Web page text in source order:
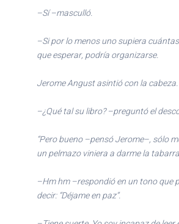
–Sí –masculló.
–Si por lo menos uno supiera
que esperar, podría organizarse.
Jerome Angust asintió con la cabeza.
–¿Qué tal su libro? –preguntó el
“Pero bueno –pensó Jerome–, sólo
un pelmazo viniera a darme la
–Hm hm –respondió en un tono que
decir: “Déjame en paz”.